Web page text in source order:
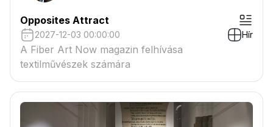
Opposites Attract
2027-12-03 00:00:00 Hír
A Fiber Art Now magazin felhívása
textilművészek számára